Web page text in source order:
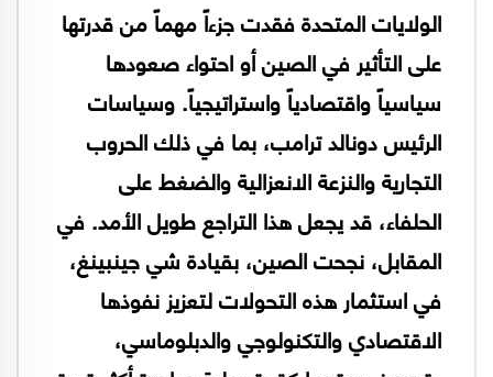
الولايات المتحدة فقدت جزءاً مهماً من قدرتها
على التأثير في الصين أو احتواء صعودها
سياسياً واقتصادياً واستراتيجياً. وسياسات
الرئيس دونالد ترامب، بما في ذلك الحروب
التجارية والنزعة الانعزالية والضغط على
الحلفاء، قد يجعل هذا التراجع طويل الأمد. في
المقابل، نجحت الصين، بقيادة شي جينبينغ،
في استثمار هذه التحولات لتعزيز نفوذها
الاقتصادي والتكنولوجي والدبلوماسي،